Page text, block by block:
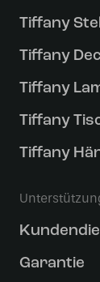
Tiffany
Tiffany
Tiffany
Tiffany
Tiffany
Garantie